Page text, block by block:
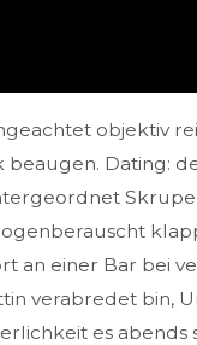
objektiv
beaugen. Dating:
an einer Bar bei
verabredet bin,
es abends